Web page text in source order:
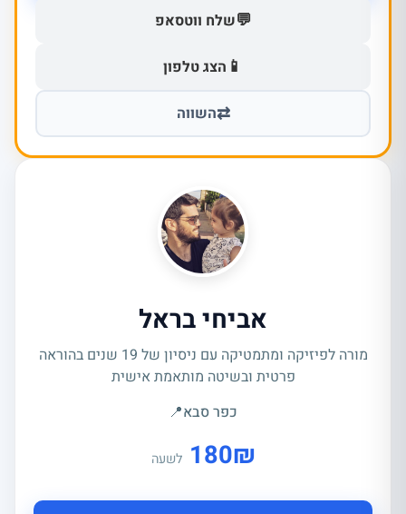
💬שלח ווטסאפ
📱 הצג טלפון
⇄השווה
אביחי בראל
מורה לפיזיקה ומתמטיקה עם ניסיון של 19 שנים בהוראה
פרטית ובשיטה מותאמת אישית
כפר סבא📍
₪
180 לשעה